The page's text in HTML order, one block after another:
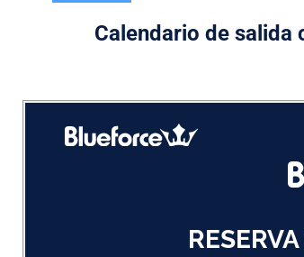
Calendario de salida